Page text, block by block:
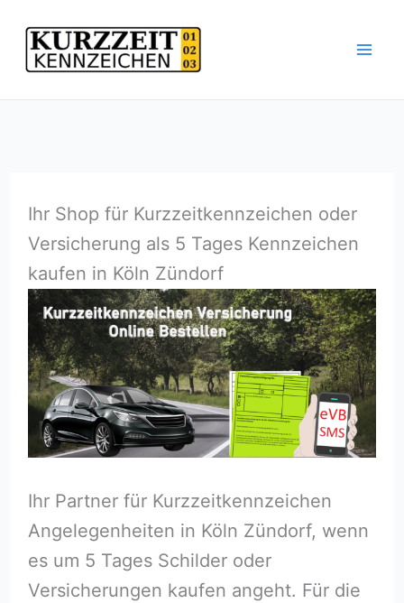
Inhalt
springen
Ihr Shop für Kurzzeitkennzeichen oder
Versicherung als 5 Tages Kennzeichen
kaufen in Köln Zündorf
Ihr Partner für Kurzzeitkennzeichen
Angelegenheiten in Köln Zündorf, wenn
es um 5 Tages Schilder oder
Versicherungen kaufen angeht. Für die